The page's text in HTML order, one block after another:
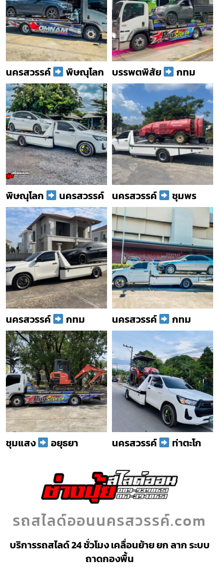
นครสวรรค์ พิษณุโลก บรรพตพิสัย กทม
พิษณุโลก นครสวรรค์ นครสวรรค์ ชุมพร
นครสวรรค์ กทม นครสวรรค์ กทม
ชุมแสง อยุธยา นครสวรรค์ ท่าตะโก
รถสไลด์ออนนครสวรรค์.com
บริการรถสไลด์ 24 ชั่วโมง เคลื่อนย้าย ยก ลาก ระบบ
ถาดกองพื้น